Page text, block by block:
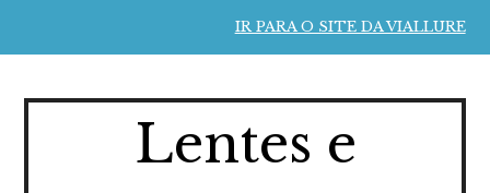
IR PARA O SITE DA VIALLURE
Lentes e